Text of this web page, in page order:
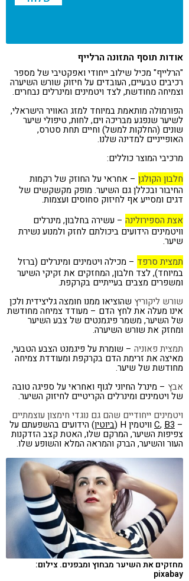
אודות תוסף התזונה הרלייף
"הרלייף" מכיל שילוב ייחודי ואפקטיבי של מספר
רכיבים טבעיים, העובדים על חיזוק שורש השיערה
וצמיחה מחודשת, לצד ויטמינים ומינרלים נבחרים.
הפורמולה מותאמת במיוחד למזג האוויר הישראלי,
לשיער שנפגע מבריכה וים, לחות, טיפולי שיער
שונים (החלקות למשל) וחיים תחת סטרס,
האופייניים למדינה שלנו.
מרכיבי המוצר כוללים:
חלבון הקולגן – אחראי על החוזק של רקמות
החיבור ובכללן גם השיער. מופק מקשקשים של
דגים ומסייע אף לחיזוק סחוסים ועצמות.
אצת הספירולינה – עשירה בחלבון, מינרלים
וויטמינים הידועים ביכולתם לחזק ולמנוע נשירת
שיער.
תמצית סרפד – מכילה ויטמינים ומינרלים (ברזל
במיוחד), לצד חלבון, המחזקים את זקיקי השיער
ומשפרים מצבים בעייתיים בקרקפת.
שורש ליקוריץ שהוציאו ממנו חומצה גליצידית ולכן
אינו מעלה את לחץ הדם – מעודד צמיחה מחודשת
של השיער, משמר פיגמנטים של צבע השיער
ומחזק את שורש השיערה.
תמצית פאוניה – שומרת על פיגמנט הצבע הטבעי,
מאיצה את זרימת הדם בקרקפת ומעודדת צמיחה
מחודשת של שיער.
אבץ – מינרל החיוני לגוף ואחראי על ספיגה טובה
של ויטמינים ומינרלים הקריטיים לחיזוק השיער.
ויטמינים ייחודיים שהם גם נוגדי חימצון עוצמתיים
–
C,B3 וויטמין H ( ביוטין) הידועים בהשפעתם על
צפיפות השיער, המרקם שלו, האטת קצב הזדקנות
העור והשיער, הברק והמראה המלא והשופע שלו.
מחזקים את השיער מבחוץ ומבפנים. צילום:
pixabay